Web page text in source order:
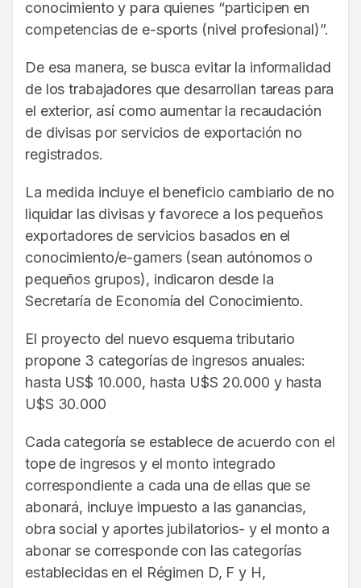
conocimiento y para quienes “participen en
competencias de e-sports (nivel profesional)”.
De esa manera, se busca evitar la informalidad
de los trabajadores que desarrollan tareas para
el exterior, así como aumentar la recaudación
de divisas por servicios de exportación no
registrados.
La medida incluye el beneficio cambiario de no
liquidar las divisas y favorece a los pequeños
exportadores de servicios basados en el
conocimiento/e-gamers (sean autónomos o
pequeños grupos), indicaron desde la
Secretaría de Economía del Conocimiento.
El proyecto del nuevo esquema tributario
propone 3 categorías de ingresos anuales:
hasta US$ 10.000, hasta U$S 20.000 y hasta
U$S 30.000
Cada categoría se establece de acuerdo con el
tope de ingresos y el monto integrado
correspondiente a cada una de ellas que se
abonará, incluye impuesto a las ganancias,
obra social y aportes jubilatorios- y el monto a
abonar se corresponde con las categorías
establecidas en el Régimen D, F y H,